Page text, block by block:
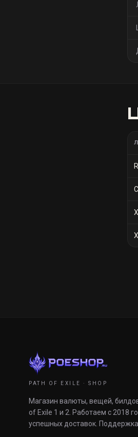
PATH OF EXILE · SHOP
Магазин валюты, вещей,
of Exile 1 и 2. Работаем с 2018
успешных доставок.